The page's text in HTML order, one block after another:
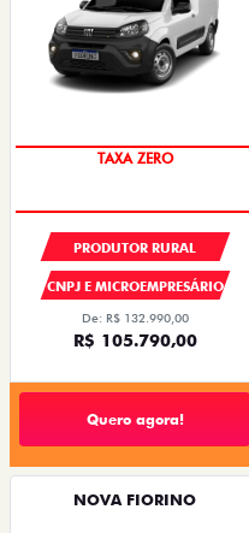
TAXA ZERO
PRODUTOR RURAL
CNPJ E MICROEMPRESÁRIO
De: R$ 132.990,00
R$ 105.790,00
Quero agora!
NOVA FIORINO